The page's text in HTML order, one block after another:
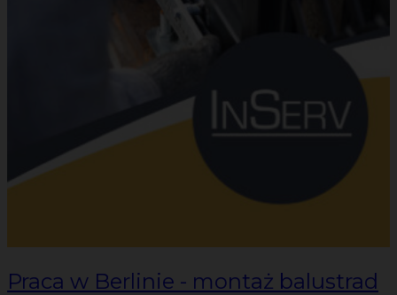
Praca w Berlinie - montaż balustrad